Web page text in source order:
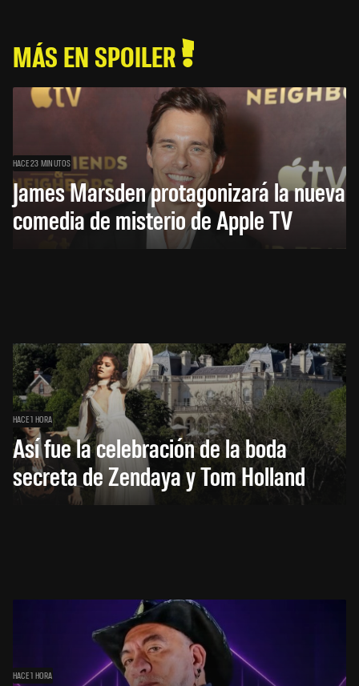
MÁS EN SPOILER
HACE 23 MINUTOS
James Marsden protagonizará la nueva
comedia de misterio de Apple TV
HACE 1 HORA
Así fue la celebración de la boda
secreta de Zendaya y Tom Holland
HACE 1 HORA